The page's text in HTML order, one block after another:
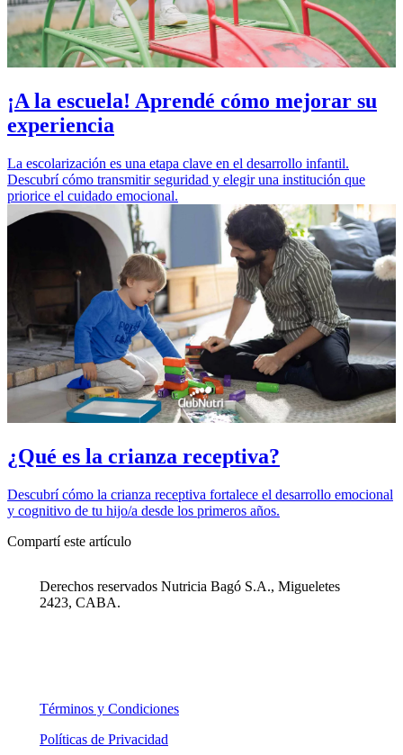
¡A la escuela! Aprendé cómo mejorar su
experiencia
La escolarización es una etapa clave en el desarrollo infantil.
Descubrí cómo transmitir seguridad y elegir una institución que
priorice el cuidado emocional.
¿Qué es la crianza receptiva?
Descubrí cómo la crianza receptiva fortalece el desarrollo emocional
y cognitivo de tu hijo/a desde los primeros años.
Compartí este artículo
Derechos reservados Nutricia Bagó S.A., Migueletes
2423, CABA.
Términos y Condiciones
Políticas de Privacidad